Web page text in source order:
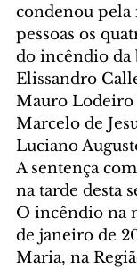
condenou pela
pessoas os
do incêndio da
Elissandro
Mauro
Marcelo de
Luciano
A sentença
na tarde desta
O incêndio na
de janeiro de
Maria, na